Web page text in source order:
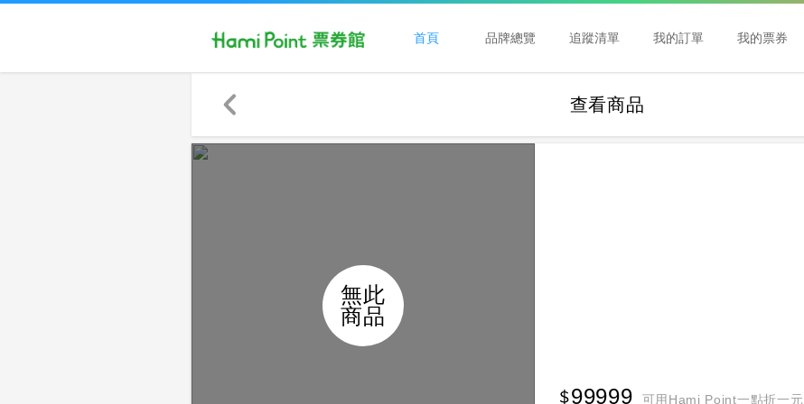
首頁 品牌總覽 追蹤清單 我的訂單 我的票券
查看商品
無此
商品
99999 可用Hami Point一點折一元